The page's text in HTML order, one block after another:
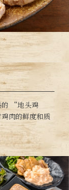
的 “地头鸡
肉的鲜度和质